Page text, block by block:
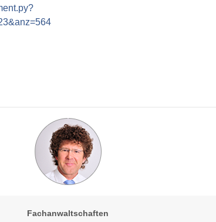
Fachanwaltschaften